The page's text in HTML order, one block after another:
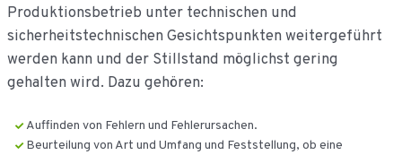
Produktionsbetrieb unter technischen und
sicherheitstechnischen Gesichtspunkten weitergeführt
werden kann und der Stillstand möglichst gering
gehalten wird. Dazu gehören:
Auffinden von Fehlern und Fehlerursachen.
Beurteilung von Art und Umfang und Feststellung, ob eine